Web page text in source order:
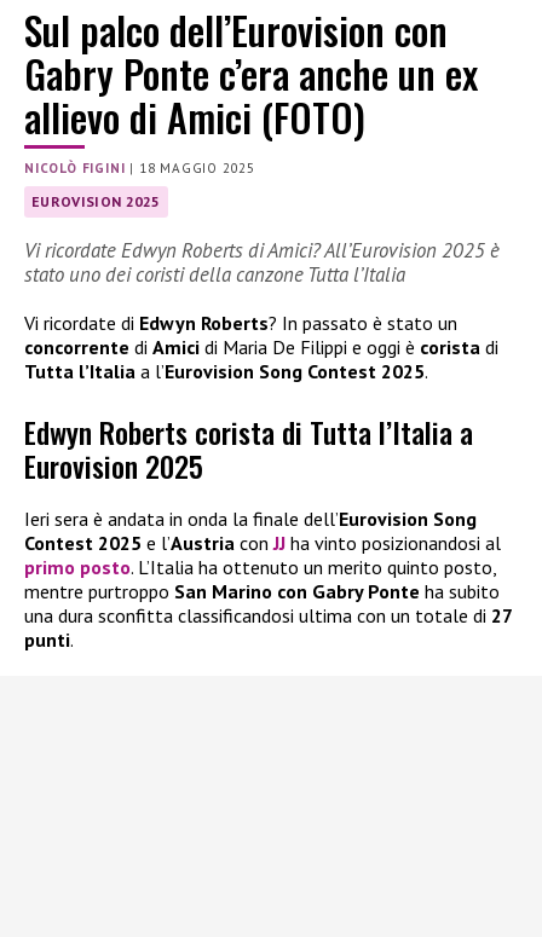
Sul palco dell’Eurovision con
Gabry Ponte c’era anche un ex
allievo di Amici (FOTO)
NICOLÒ FIGINI | 18 MAGGIO 2025
EUROVISION 2025
Vi ricordate Edwyn Roberts di Amici? All’Eurovision 2025 è
stato uno dei coristi della canzone Tutta l’Italia
Vi ricordate di Edwyn Roberts? In passato è stato un
concorrente di Amici di Maria De Filippi e oggi è corista di
Tutta l’Italia a l’Eurovision Song Contest 2025.
Edwyn Roberts corista di Tutta l’Italia a
Eurovision 2025
Ieri sera è andata in onda la finale dell’Eurovision Song
Contest 2025 e l’Austria conJJ ha vinto posizionandosi al
primo posto. L’Italia ha ottenuto un merito quinto posto,
mentre purtroppo San Marino con Gabry Ponte ha subito
una dura sconfitta classificandosi ultima con un totale di 27
punti.